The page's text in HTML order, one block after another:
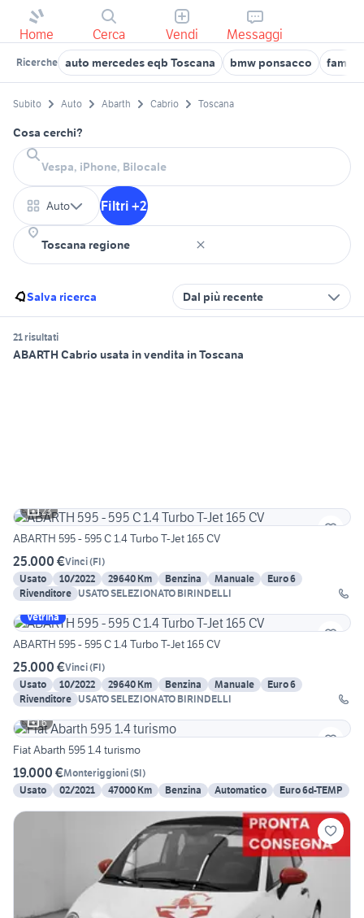
Home Cerca Vendi Messaggi
Ricerche auto mercedes eqb Toscana bmw ponsacco
Subito Auto Abarth Cabrio Toscana
Cosa cerchi?
Auto Filtri +2
Salva ricerca Dal più recente
21 risultati
ABARTH Cabrio usata in vendita in Toscana
23
ABARTH 595 - 595 C 1.4 Turbo T-Jet 165 CV
25.000 €Vinci(FI)
Usato
10/2022 29640 Km Benzina Manuale
Euro 6
Rivenditore USATO SELEZIONATO BIRINDELLI
Vetrina
ABARTH 595 - 595 C 1.4 Turbo T-Jet 165 CV
25.000 €Vinci(FI)
Usato
10/2022 29640 Km Benzina Manuale
Euro 6
Rivenditore USATO SELEZIONATO BIRINDELLI
6
Fiat Abarth 595 1.4 turismo
19.000 €Monteriggioni(SI)
Usato
02/2021 47000 Km Benzina Automatico Euro 6d-TEMP